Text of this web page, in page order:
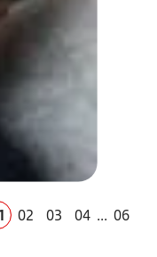
02 03 04 ... 06